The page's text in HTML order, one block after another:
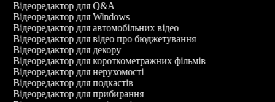
Відеоредактор для Q&A
Відеоредактор для Windows
Відеоредактор для автомобільних відео
Відеоредактор для відео про бюджетування
Відеоредактор для декору
Відеоредактор для короткометражних фільмів
Відеоредактор для нерухомості
Відеоредактор для подкастів
Відеоредактор для прибирання